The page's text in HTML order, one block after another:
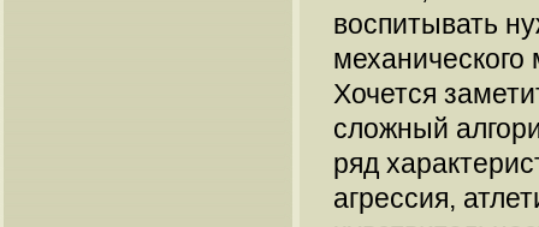
воспитывать
Хочется
сложный
ряд
агрессия,